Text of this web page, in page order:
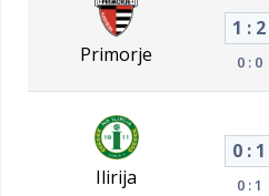
Primorje
1 : 2
0 : 0
Ilirija
0 : 1
0 : 1